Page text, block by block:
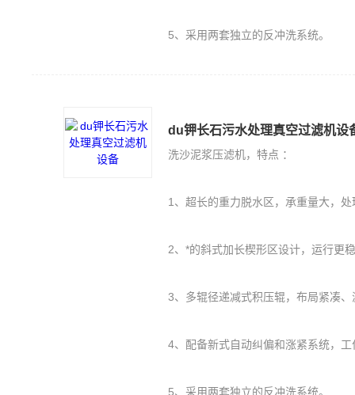
5、采用两套独立的反冲洗系统。
du钾长石污水处理真空过滤机设
洗沙泥浆压滤机，特点 ：
1、超长的重力脱水区，承重量大，
2、*的斜式加长楔形区设计，运行更
3、多辊径递减式积压辊，布局紧凑
4、配备新式自动纠偏和涨紧系统，
5、采用两套独立的反冲洗系统。